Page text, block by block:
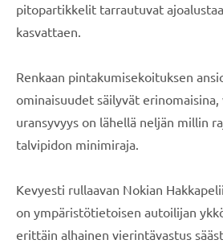
pitopartikkelit tarrautuvat
kasvattaen.
Renkaan pintakumisekoituksen
ominaisuudet säilyvät erinomaisina,
uransyvyys on lähellä neljän millin
talvipidon minimiraja.
Kevyesti rullaavan Nokian
on ympäristötietoisen autoilijan
erittäin alhainen vierintävastus